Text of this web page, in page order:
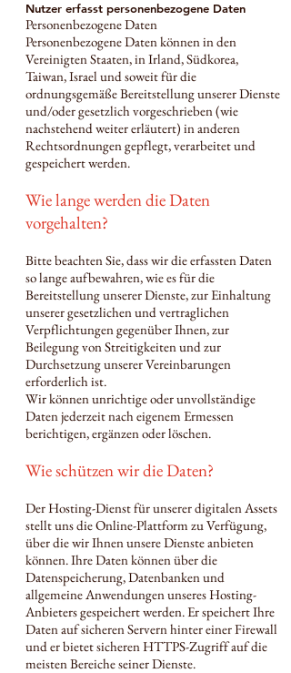
Nutzer erfasst personenbezogene Daten
Personenbezogene Daten
Personenbezogene Daten können in den
Vereinigten Staaten, in Irland, Südkorea,
Taiwan, Israel und soweit für die
ordnungsgemäße Bereitstellung unserer Dienste
und/oder gesetzlich vorgeschrieben (wie
nachstehend weiter erläutert) in anderen
Rechtsordnungen gepflegt, verarbeitet und
gespeichert werden.
Wie lange werden die Daten
vorgehalten?
Bitte beachten Sie, dass wir die erfassten Daten
so lange aufbewahren, wie es für die
Bereitstellung unserer Dienste, zur Einhaltung
unserer gesetzlichen und vertraglichen
Verpflichtungen gegenüber Ihnen, zur
Beilegung von Streitigkeiten und zur
Durchsetzung unserer Vereinbarungen
erforderlich ist.
Wir können unrichtige oder unvollständige
Daten jederzeit nach eigenem Ermessen
berichtigen, ergänzen oder löschen.
Wie schützen wir die Daten?
Der Hosting-Dienst für unserer digitalen Assets
stellt uns die Online-Plattform zu Verfügung,
über die wir Ihnen unsere Dienste anbieten
können. Ihre Daten können über die
Datenspeicherung, Datenbanken und
allgemeine Anwendungen unseres Hosting-
Anbieters gespeichert werden. Er speichert Ihre
Daten auf sicheren Servern hinter einer Firewall
und er bietet sicheren HTTPS-Zugriff auf die
meisten Bereiche seiner Dienste.